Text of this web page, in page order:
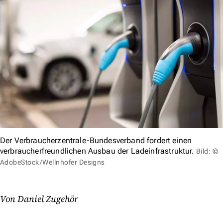
Der Verbraucherzentrale-Bundesverband fordert einen
verbraucherfreundlichen Ausbau der Ladeinfrastruktur. Bild: ©
AdobeStock/Wellnhofer Designs
Von Daniel Zugehör